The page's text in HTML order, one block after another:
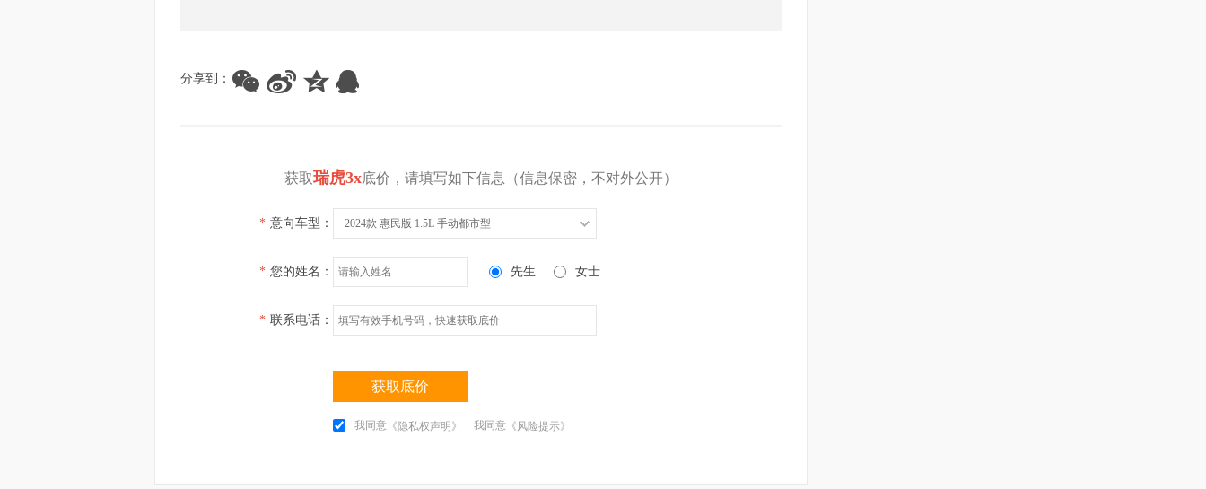
分享到：
获取瑞虎3x底价，请填写如下信息（信息保密，不对外公开）
* 意向车型： 2024款 惠民版 1.5L 手动都市型
* 您的姓名： 先生 女士
* 联系电话：
获取底价
我同意 《隐私权声明》 我同意 《风险提示》